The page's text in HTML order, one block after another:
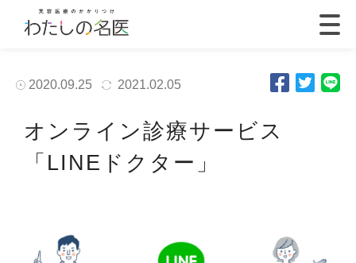
2020.09.25 2021.02.05
オンライン診療サービス
「LINEドクター」